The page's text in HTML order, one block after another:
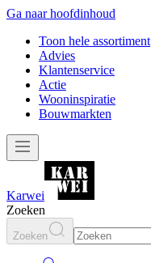
Ga naar hoofdinhoud
Toon hele assortiment
Advies
Klantenservice
Actie
Wooninspiratie
Bouwmarkten
Karwei
Zoeken
Zoeken